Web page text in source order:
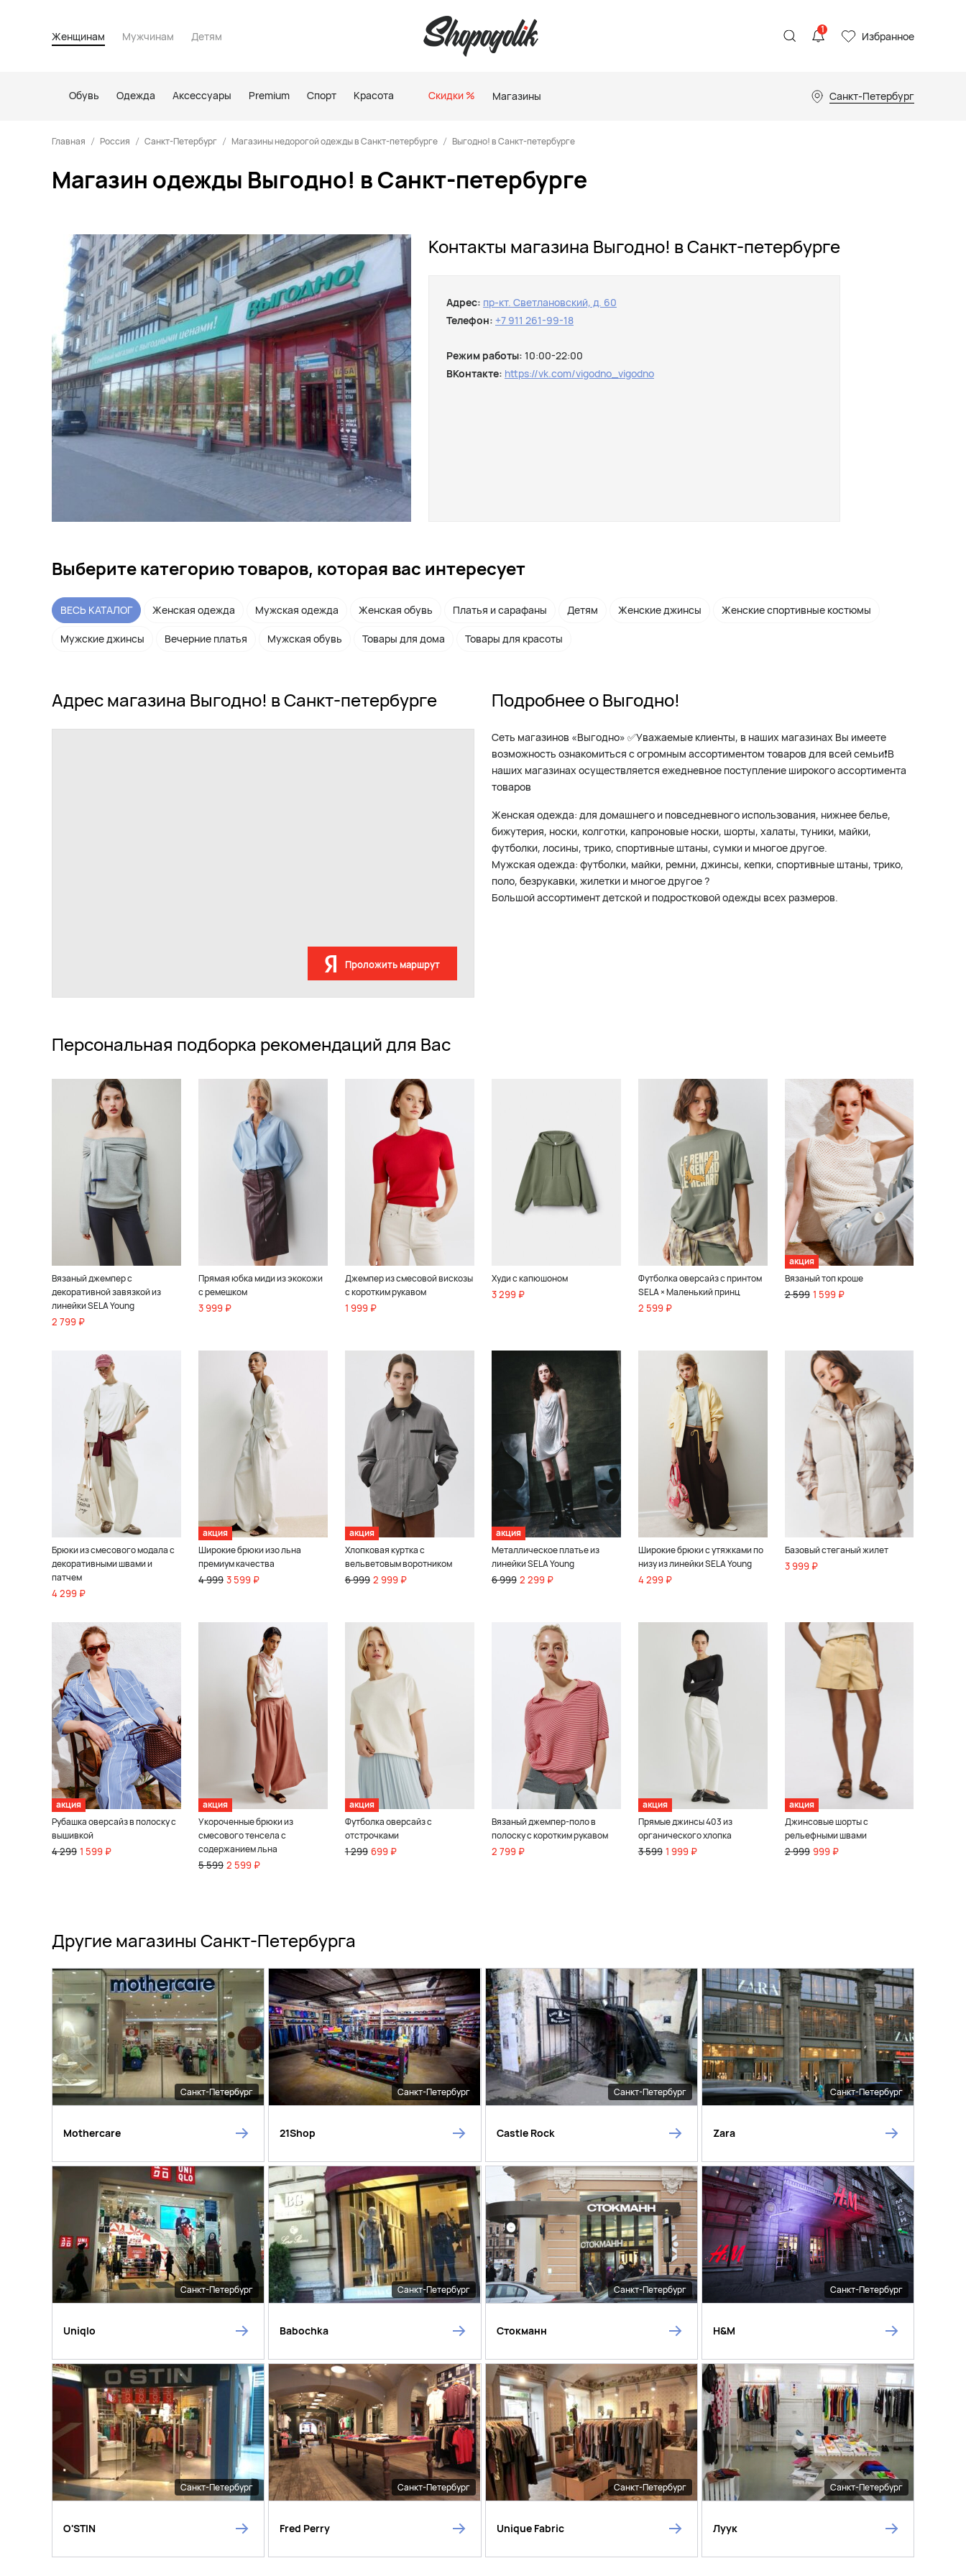
Женщинам Мужчинам Детям
1 Избранное
Обувь Одежда Аксессуары Premium Спорт Красота Скидки % Магазины Санкт-Петербург
Главная Россия Санкт-Петербург Магазины недорогой одежды в Санкт-петербурге Выгодно! в Санкт-петербурге
Магазин одежды Выгодно! в Санкт-петербурге
Контакты магазина Выгодно! в Санкт-петербурге
Адрес: пр-кт. Светлановский, д. 60
Телефон: +7 911 261-99-18
Режим работы: 10:00-22:00
ВКонтакте: https://vk.com/vigodno_vigodno
Выберите категорию товаров, которая вас интересует
ВЕСЬ КАТАЛОГ Женская одежда Мужская одежда Женская обувь Платья и сарафаны Детям Женские джинсы Женские спортивные костюмы
Мужские джинсы Вечерние платья Мужская обувь Товары для дома Товары для красоты
Адрес магазина Выгодно! в Санкт-петербурге
Проложить маршрут
Подробнее о Выгодно!
Сеть магазинов «Выгодно» ✅Уважаемые клиенты, в наших магазинах Вы имеете
возможность ознакомиться с огромным ассортиментом товаров для всей семьи❗️В
наших магазинах осуществляется ежедневное поступление широкого ассортимента
товаров
Женская одежда: для домашнего и повседневного использования, нижнее белье,
бижутерия, носки, колготки, капроновые носки, шорты, халаты, туники, майки,
футболки, лосины, трико, спортивные штаны, сумки и многое другое.
Мужская одежда: футболки, майки, ремни, джинсы, кепки, спортивные штаны, трико,
поло, безрукавки, жилетки и многое другое ?
Большой ассортимент детской и подростковой одежды всех размеров.
Персональная подборка рекомендаций для Вас
Вязаный джемпер с
декоративной завязкой из
линейки SELA Young
2 799 ₽
Прямая юбка миди из экокожи
с ремешком
3 999 ₽
Джемпер из смесовой вискозы
с коротким рукавом
1 999 ₽
Худи с капюшоном
3 299 ₽
Футболка оверсайз с принтом
SELA × Маленький принц
2 599 ₽
акция
Вязаный топ кроше
2 599 1 599 ₽
Брюки из смесового модала с
декоративными швами и
патчем
4 299 ₽
акция
Широкие брюки изо льна
премиум качества
4 999 3 599 ₽
акция
Хлопковая куртка с
вельветовым воротником
6 999 2 999 ₽
акция
Металлическое платье из
линейки SELA Young
6 999 2 299 ₽
Широкие брюки с утяжками по
низу из линейки SELA Young
4 299 ₽
Базовый стеганый жилет
3 999 ₽
акция
Рубашка оверсайз в полоску с
вышивкой
4 299 1 599 ₽
акция
Укороченные брюки из
смесового тенсела с
содержанием льна
5 599 2 599 ₽
акция
Футболка оверсайз с
отстрочками
1 299 699 ₽
Вязаный джемпер-поло в
полоску с коротким рукавом
2 799 ₽
акция
Прямые джинсы 403 из
органического хлопка
3 599 1 999 ₽
акция
Джинсовые шорты с
рельефными швами
2 999 999 ₽
Другие магазины Санкт-Петербурга
Санкт-Петербург
Mothercare
Санкт-Петербург
21Shop
Санкт-Петербург
Castle Rock
Санкт-Петербург
Zara
Санкт-Петербург
Uniqlo
Санкт-Петербург
Babochka
Санкт-Петербург
Стокманн
Санкт-Петербург
H&M
Санкт-Петербург
O'STIN
Санкт-Петербург
Fred Perry
Санкт-Петербург
Unique Fabric
Санкт-Петербург
Луук